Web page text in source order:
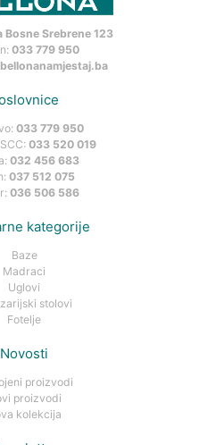
Bosne Srebrene 123
033 779 950
033 779 950
033 520 019
032 456 683
037 512 075
036 506 586
kategorije
Baze
Madraci
Uglovi
stolovi
Fotelje
Novosti
proizvodi
proizvodi
kolekcija